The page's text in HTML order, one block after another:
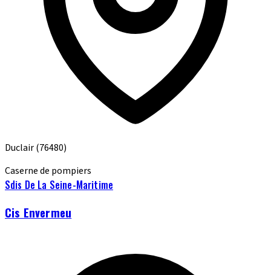
Duclair(76480)
Caserne de pompiers
Sdis De La Seine-Maritime
Cis Envermeu